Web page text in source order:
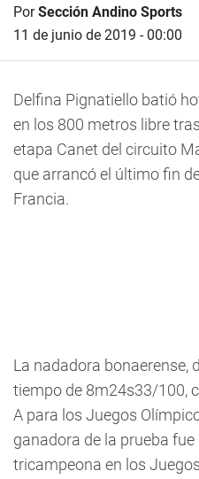
PorSección Andino Sports
11 de junio de 2019 - 00:00
Delfina Pignatiello batió
en los 800 metros libre
etapa Canet del circuito
que arrancó el último fin
Francia.
La nadadora bonaerense,
tiempo de 8m24s33/100,
A para los Juegos
ganadora de la prueba
tricampeona en los